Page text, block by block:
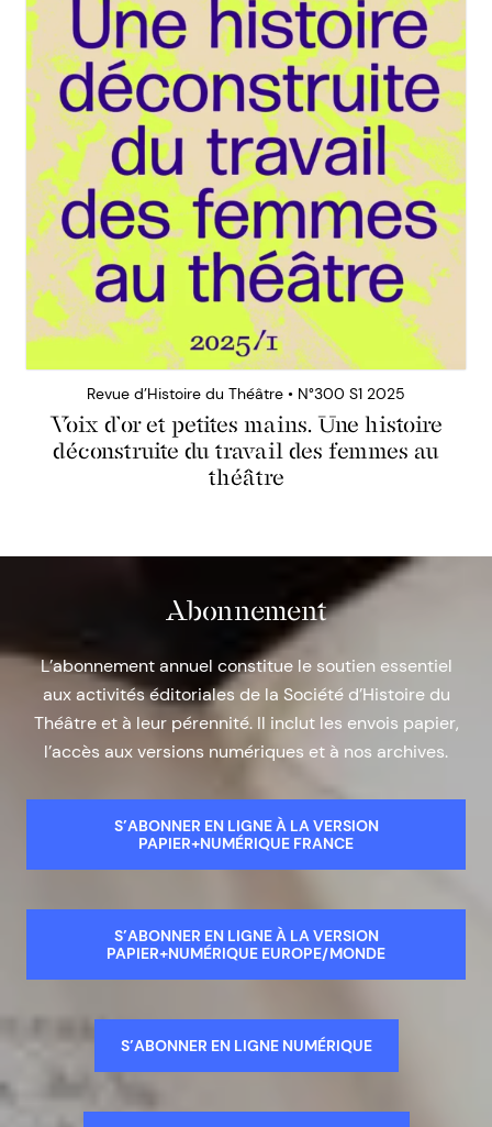
Revue d’Histoire du Théâtre • N°300 S1 2025
Voix d’or et petites mains. Une histoire
déconstruite du travail des femmes au
théâtre
Abonnement
L’abonnement annuel constitue le soutien essentiel
aux activités éditoriales de la Société d’Histoire du
Théâtre et à leur pérennité. Il inclut les envois papier,
l’accès aux versions numériques et à nos archives.
S’ABONNER EN LIGNE À LA VERSION
PAPIER+NUMÉRIQUE FRANCE
S’ABONNER EN LIGNE À LA VERSION
PAPIER+NUMÉRIQUE EUROPE/MONDE
S’ABONNER EN LIGNE NUMÉRIQUE